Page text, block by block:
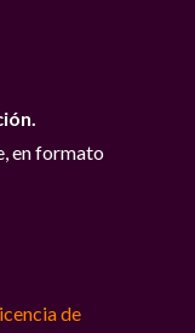
en formato
de